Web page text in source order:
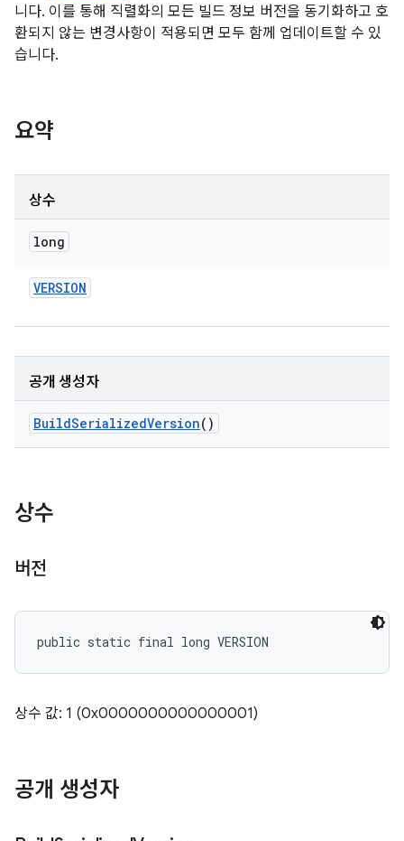
니다. 이를 통해 직렬화의 모든 빌드 정보 버전을 동기화하고 호
환되지 않는 변경사항이 적용되면 모두 함께 업데이트할 수 있
습니다.
요약
상수
long
VERSION
공개 생성자
BuildSerializedVersion()
상수
버전
public static final long VERSION
상수 값: 1 (0x0000000000000001)
공개 생성자